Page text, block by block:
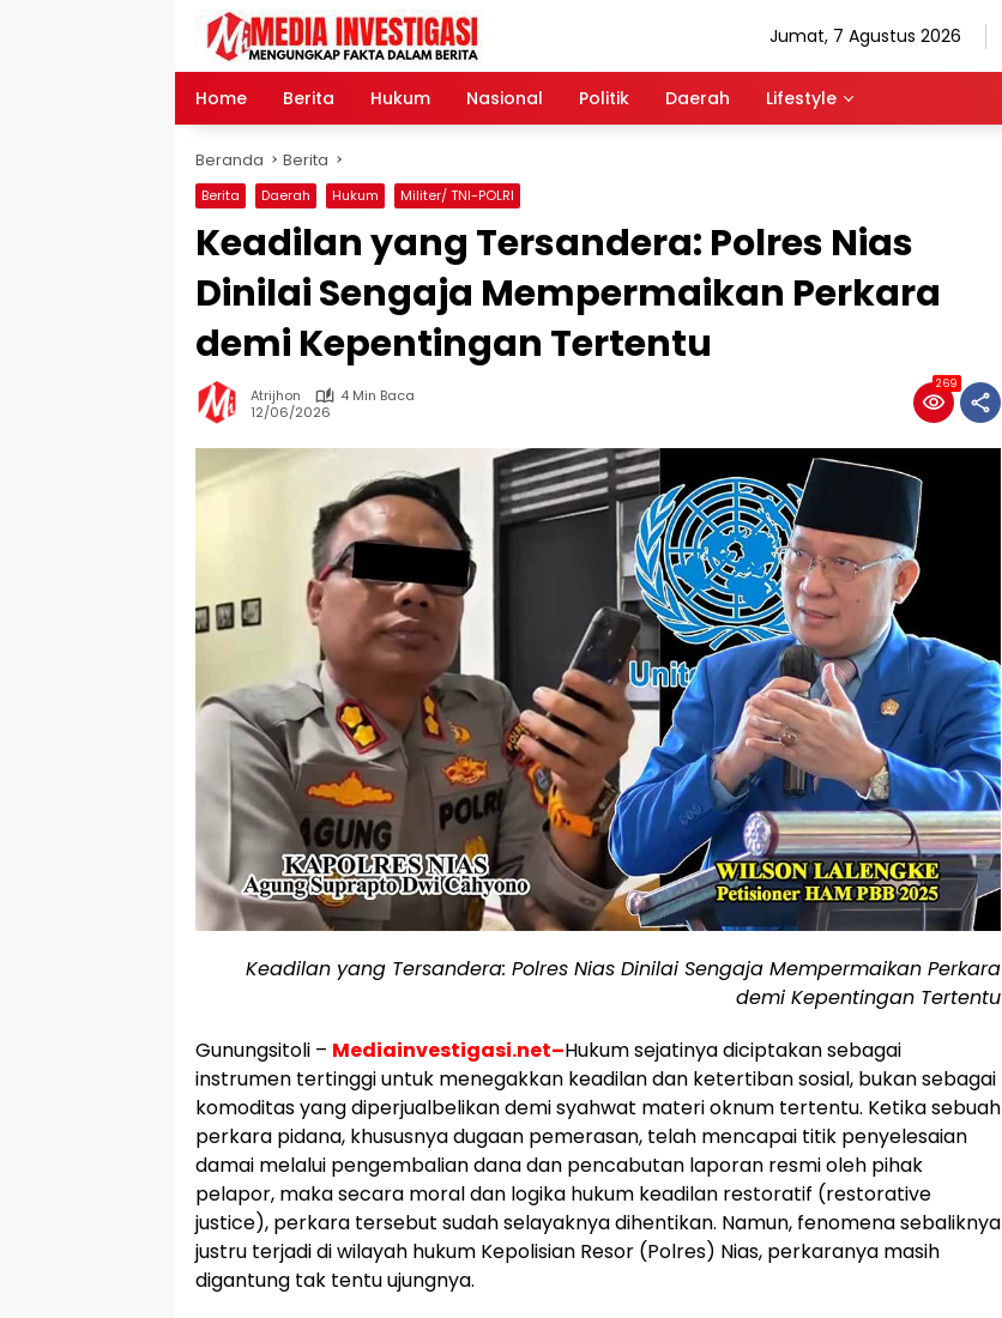
Jumat, 7 Agustus 2026
Home Berita Hukum Nasional Politik Daerah Lifestyle
Beranda Berita
Berita Daerah Hukum Militer/ TNI-POLRI
Keadilan yang Tersandera: Polres Nias
Dinilai Sengaja Mempermaikan Perkara
demi Kepentingan Tertentu
Atrijhon
4 Min Baca
12/06/2026
269
Keadilan yang Tersandera: Polres Nias Dinilai Sengaja Mempermaikan Perkara
demi Kepentingan Tertentu
Gunungsitoli – Mediainvestigasi.net–Hukum sejatinya diciptakan sebagai
instrumen tertinggi untuk menegakkan keadilan dan ketertiban sosial, bukan sebagai
komoditas yang diperjualbelikan demi syahwat materi oknum tertentu. Ketika sebuah
perkara pidana, khususnya dugaan pemerasan, telah mencapai titik penyelesaian
damai melalui pengembalian dana dan pencabutan laporan resmi oleh pihak
pelapor, maka secara moral dan logika hukum keadilan restoratif (restorative
justice), perkara tersebut sudah selayaknya dihentikan. Namun, fenomena sebaliknya
justru terjadi di wilayah hukum Kepolisian Resor (Polres) Nias, perkaranya masih
digantung tak tentu ujungnya.